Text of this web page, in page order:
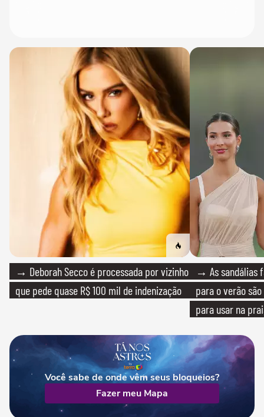
→ Deborah Secco é processada por vizinho
que pede quase R$ 100 mil de indenização
→ As sandálias
para o verão
para usar na
Você sabe de onde vêm seus bloqueios?
Fazer meu Mapa